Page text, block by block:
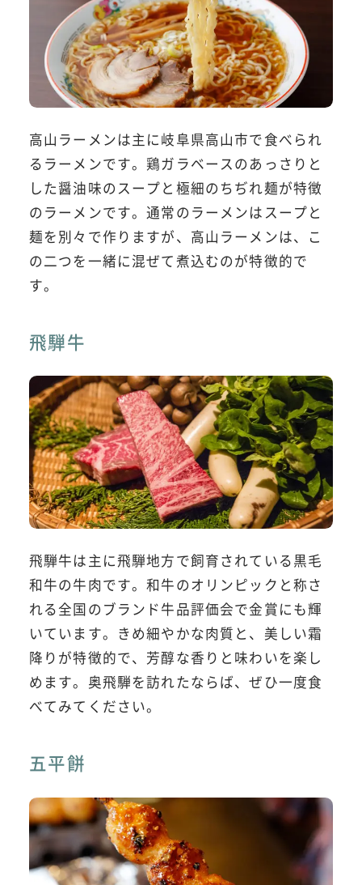
高山ラーメンは主に岐阜県高山市で食べられ
るラーメンです。鶏ガラベースのあっさりと
した醤油味のスープと極細のちぢれ麺が特徴
のラーメンです。通常のラーメンはスープと
麺を別々で作りますが、高山ラーメンは、こ
の二つを一緒に混ぜて煮込むのが特徴的で
す。
飛騨牛
飛騨牛は主に飛騨地方で飼育されている黒毛
和牛の牛肉です。和牛のオリンピックと称さ
れる全国のブランド牛品評価会で金賞にも輝
いています。きめ細やかな肉質と、美しい霜
降りが特徴的で、芳醇な香りと味わいを楽し
めます。奥飛騨を訪れたならば、ぜひ一度食
べてみてください。
五平餅